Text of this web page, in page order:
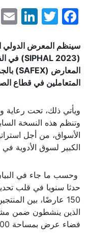
سينظم المعرض الدولي
(
SIPHAL 2023
المعارض (SAFEX
)
المتعاملين في قطاع
ويأتي ذلك، تحت رعاية
وتنظم هذه النسخة
الأسواق، من أجل
الكبير لسوق الأدوية
وحسب ما جاء في
حدثا سنويا في قلب
150 عارضًا، بين
الذين ينشطون ضمن
فضاء عرض بمساحة 15000 متر مربع.